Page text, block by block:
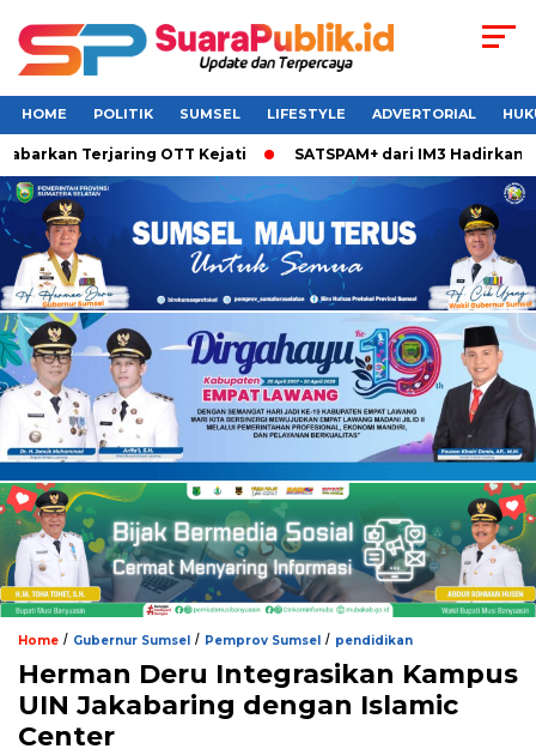
HOME POLITIK SUMSEL LIFESTYLE ADVERTORIAL
Terjaring OTT Kejati SATSPAM+ dari IM3 Hadirkan
Home / Gubernur Sumsel / Pemprov Sumsel / pendidikan
Herman Deru Integrasikan Kampus
UIN Jakabaring dengan Islamic
Center